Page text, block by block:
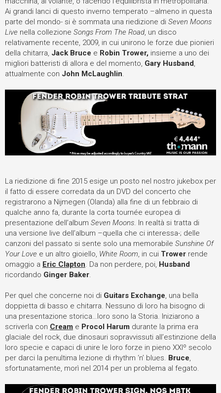
Ai grandi lanci di questo inverno temperato –almeno in questa
parte del mondo- si è sommata una riedizione di Seven Moons
Live nella collezione Songs From The Road, un disco
relativamente recente, 2009, in cui unirono le forze due pionieri
della chitarra, Jack Bruce e Robin Trower, insieme a uno dei
migliori batteristi di allora e del momento, Gary Husband,
attualmente con John McLaughlin.
La riedizione di fine 2015 esige un posto nel nostro jukebox per
il fatto di essere corredata da un DVD del concerto che
registrarono a Nijmegen (Olanda) alla fine di un febbraio di
qualche anno fa, durante la corta tournée europea di
presentazione dell’album Seven Moons . In realtà si tratta di
una versione live dell’album –quella che ci interessa-; delle
canzoni del passato si sente solo una memorabile Sunshine Of
Your Love e un altro gioiello, White Room , in cui Trower rende
omaggio a Eric Clapton . Da non perdere, poi, Husband
ricordando Ginger Baker
Per quel che concerne noi di Guitars Exchange , una bella
doppietta di basso e chitarra. Nessuno di loro ha bisogno di
una presentazione storica…loro sono la Storia. Iniziarono a
scriverla con Cream e Procol Harum durante la prima era
glaciale del rock, due dinosauri sopravvissuti all’estinzione della
loro specie e capaci di unire le loro forze in pieno XXIº secolo
per darci la penultima lezione di rhythm ‘n’ blues. Bruce
sfortunatamente, morì nel 2014 per un problema al fegato.